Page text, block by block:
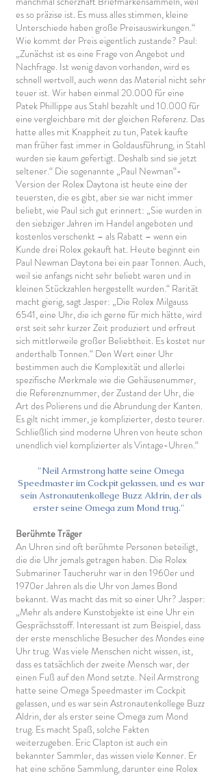
es so präzise ist. Es muss alles stimmen, kleine
Unterschiede haben große Preisauswirkungen.“
Wie kommt der Preis eigentlich zustande? Paul:
„Zunächst ist es eine Frage von Angebot und
Nachfrage. Ist wenig davon vorhanden, wird es
schnell wertvoll, auch wenn das Material nicht sehr
teuer ist. Wir haben einmal 20.000 für eine
Patek Phillippe aus Stahl bezahlt und 10.000 für
eine vergleichbare mit der gleichen Referenz. Das
hatte alles mit Knappheit zu tun, Patek kaufte
man früher fast immer in Goldausführung, in Stahl
wurden sie kaum gefertigt. Deshalb sind sie jetzt
seltener.“ Die sogenannte „Paul Newman“-
Version der Rolex Daytona ist heute eine der
teuersten, die es gibt, aber sie war nicht immer
beliebt, wie Paul sich gut erinnert: „Sie wurden in
den siebziger Jahren im Handel angeboten und
kostenlos verschenkt – als Rabatt – wenn ein
Kunde drei Rolex gekauft hat. Heute beginnt ein
Paul Newman Daytona bei ein paar Tonnen. Auch,
weil sie anfangs nicht sehr beliebt waren und in
kleinen Stückzahlen hergestellt wurden.“ Rarität
macht gierig, sagt Jasper: „Die Rolex Milgauss
6541, eine Uhr, die ich gerne für mich hätte, wird
erst seit sehr kurzer Zeit produziert und erfreut
sich mittlerweile großer Beliebtheit. Es kostet nur
anderthalb Tonnen.“ Den Wert einer Uhr
bestimmen auch die Komplexität und allerlei
spezifische Merkmale wie die Gehäusenummer,
die Referenznummer, der Zustand der Uhr, die
Art des Polierens und die Abrundung der Kanten.
Es gilt nicht immer, je komplizierter, desto teurer.
Schließlich sind moderne Uhren von heute schon
unendlich viel komplizierter als Vintage-Uhren.“
"Neil Armstrong hatte seine Omega
Speedmaster im Cockpit gelassen, und es war
sein Astronautenkollege Buzz Aldrin, der als
erster seine Omega zum Mond trug."
Berühmte Träger
An Uhren sind oft berühmte Personen beteiligt,
die die Uhr jemals getragen haben. Die Rolex
Submariner Taucheruhr war in den 1960er und
1970er Jahren als die Uhr von James Bond
bekannt. Was macht das mit so einer Uhr? Jasper:
„Mehr als andere Kunstobjekte ist eine Uhr ein
Gesprächsstoff. Interessant ist zum Beispiel, dass
der erste menschliche Besucher des Mondes eine
Uhr trug. Was viele Menschen nicht wissen, ist,
dass es tatsächlich der zweite Mensch war, der
einen Fuß auf den Mond setzte. Neil Armstrong
hatte seine Omega Speedmaster im Cockpit
gelassen, und es war sein Astronautenkollege Buzz
Aldrin, der als erster seine Omega zum Mond
trug. Es macht Spaß, solche Fakten
weiterzugeben. Eric Clapton ist auch ein
bekannter Sammler, das wissen viele Kenner. Er
hat eine schöne Sammlung, darunter eine Rolex